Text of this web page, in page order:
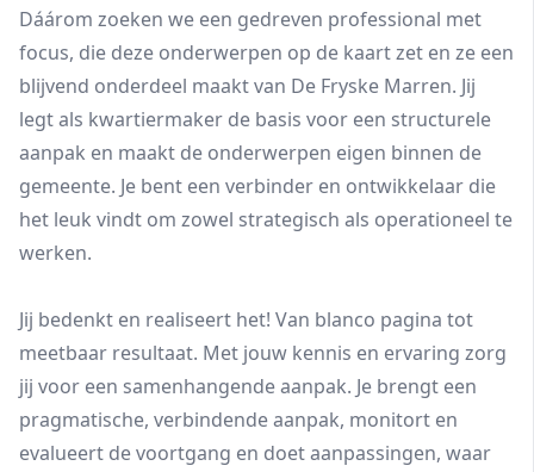
Dáárom zoeken we een gedreven professional met
focus, die deze onderwerpen op de kaart zet en ze een
blijvend onderdeel maakt van De Fryske Marren. Jij
legt als kwartiermaker de basis voor een structurele
aanpak en maakt de onderwerpen eigen binnen de
gemeente. Je bent een verbinder en ontwikkelaar die
het leuk vindt om zowel strategisch als operationeel te
werken.
Jij bedenkt en realiseert het! Van blanco pagina tot
meetbaar resultaat. Met jouw kennis en ervaring zorg
jij voor een samenhangende aanpak. Je brengt een
pragmatische, verbindende aanpak, monitort en
evalueert de voortgang en doet aanpassingen, waar